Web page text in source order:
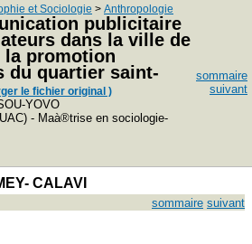
et Sociologie > Anthropologie
publicitaire
dans la ville de
la promotion
du quartier saint-
le fichier original )
YOVO
- Maà®trise en sociologie-
sommaire
suivant
CALAVI
sommaire suivant